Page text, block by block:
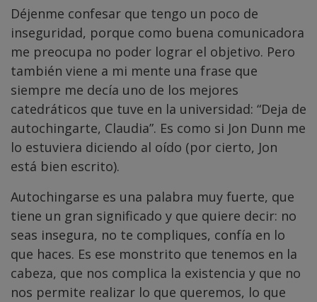
Déjenme confesar que tengo un poco de
inseguridad, porque como buena comunicadora
me preocupa no poder lograr el objetivo. Pero
también viene a mi mente una frase que
siempre me decía uno de los mejores
catedráticos que tuve en la universidad: “Deja de
autochingarte, Claudia”. Es como si Jon Dunn me
lo estuviera diciendo al oído (por cierto, Jon
está bien escrito).
Autochingarse es una palabra muy fuerte, que
tiene un gran significado y que quiere decir: no
seas insegura, no te compliques, confía en lo
que haces. Es ese monstrito que tenemos en la
cabeza, que nos complica la existencia y que no
nos permite realizar lo que queremos, lo que